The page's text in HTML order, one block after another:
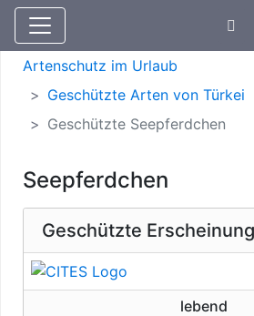
Artenschutz
Artenschutz im Urlaub
Geschützte Arten von Türkei
Geschützte Seepferdchen
Seepferdchen
Geschützte
lebend